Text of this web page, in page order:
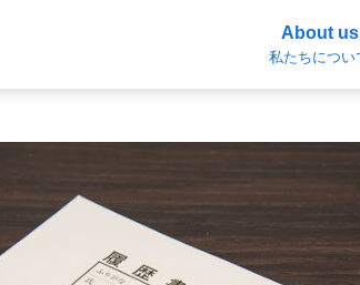
About us
私たちについ